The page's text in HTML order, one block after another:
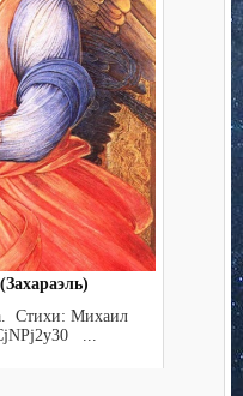
Стихи: Михаил
...